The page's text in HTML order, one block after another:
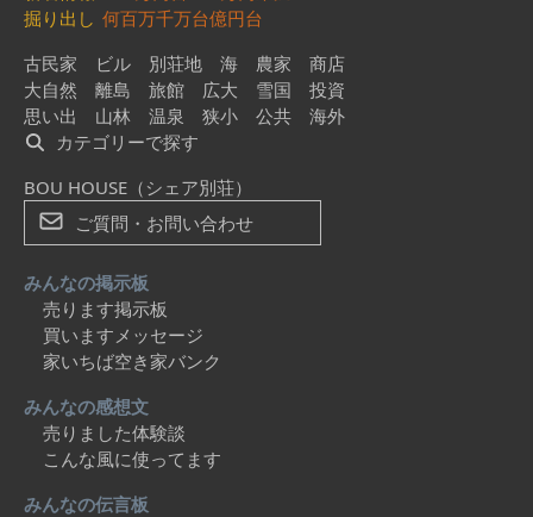
掘り出し 何百万千万台億円台
古民家
ビル 別荘地 海 農家
商店
大自然
離島 旅館 広大 雪国
投資
思い出
山林 温泉 狭小 公共
海外
カテゴリーで探す
BOU HOUSE（シェア別荘）
ご質問・お問い合わせ
みんなの掲示板
売ります掲示板
買いますメッセージ
家いちば空き家バンク
みんなの感想文
売りました体験談
こんな風に使ってます
みんなの伝言板